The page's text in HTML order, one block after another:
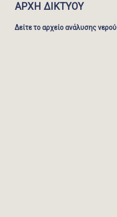
ΑΡΧΗ ΔΙΚΤΥΟΥ
Δείτε το αρχείο ανάλυσης νερού